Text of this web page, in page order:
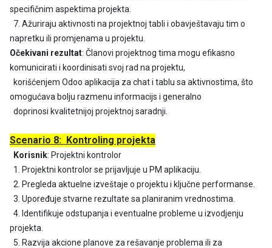
specifičnim aspektima projekta.
7. Ažuriraju aktivnosti na projektnoj tabli i obavještavaju tim o
napretku ili promjenama u projektu.
Očekivani rezultat: Članovi projektnog tima mogu efikasno
komunicirati i koordinisati svoj rad na projektu,
korišćenjem Odoo aplikacija za chat i tablu sa aktivnostima, što
omogućava bolju razmenu informacijs i generalno
doprinosi kvalitetnijoj projektnoj saradnji.
Scenario 8: Kontroling projekta
Korisnik: Projektni kontrolor
1. Projektni kontrolor se prijavljuje u PM aplikaciju.
2. Pregleda aktuelne izveštaje o projektu i ključne performanse.
3. Upoređuje stvarne rezultate sa planiranim vrednostima.
4. Identifikuje odstupanja i eventualne probleme u izvodjenju
projekta.
5. Razvija akcione planove za rešavanje problema ili za